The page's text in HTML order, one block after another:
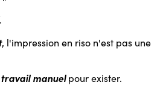
.
, l'impression en riso n'est pas une
travail manuelpour exister.